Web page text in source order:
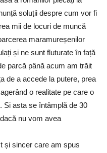
soluții despre cum vor fi
mii de locuri de muncă
maramureșenilor
și ne sunt fluturate în față
parcă până acum am trăit
de a accede la putere, prea
o realitate pe care o
Si asta se întâmplă de 30
nu vom avea
și sincer care am spus